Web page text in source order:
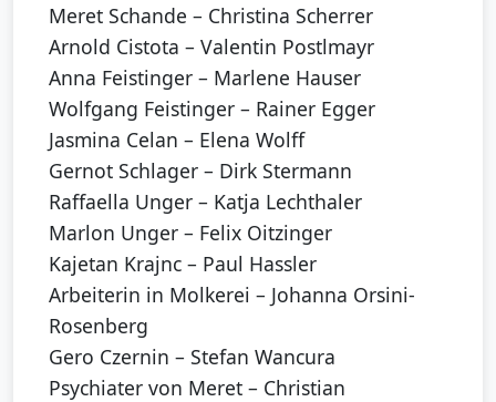
Meret Schande – Christina Scherrer
Arnold Cistota – Valentin Postlmayr
Anna Feistinger – Marlene Hauser
Wolfgang Feistinger – Rainer Egger
Jasmina Celan – Elena Wolff
Gernot Schlager – Dirk Stermann
Raffaella Unger – Katja Lechthaler
Marlon Unger – Felix Oitzinger
Kajetan Krajnc – Paul Hassler
Arbeiterin in Molkerei – Johanna Orsini-
Rosenberg
Gero Czernin – Stefan Wancura
Psychiater von Meret – Christian